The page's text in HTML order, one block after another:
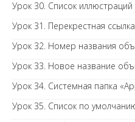
Урок 30. Список
Урок 31. Перекрестная
Урок 32. Номер названия
Урок 33. Новое название
Урок 34. Системная папка
Урок 35. Список по